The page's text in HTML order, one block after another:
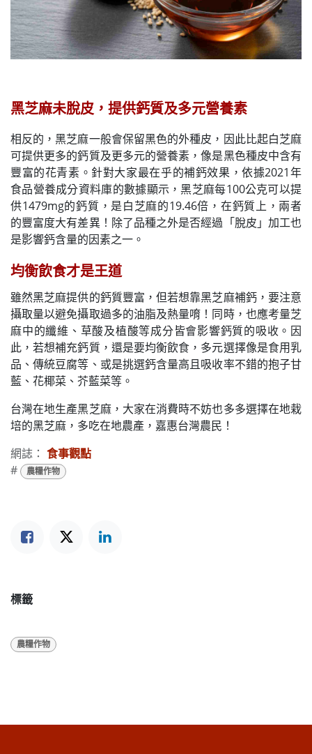
黑芝麻未脫皮，提供鈣質及多元營養素
相反的，黑芝麻一般會保留黑色的外種皮，因此比起白芝麻
可提供更多的鈣質及更多元的營養素，像是黑色種皮中含有
豐富的花青素。針對大家最在乎的補鈣效果，依據2021年
食品營養成分資料庫的數據顯示，黑芝麻每100公克可以提
供1479mg的鈣質，是白芝麻的19.46倍，在鈣質上，兩者
的豐富度大有差異！除了品種之外是否經過「脫皮」加工也
是影響鈣含量的因素之一。
均衡飲食才是王道
雖然黑芝麻提供的鈣質豐富，但若想靠黑芝麻補鈣，要注意
攝取量以避免攝取過多的油脂及熱量唷！同時，也應考量芝
麻中的纖維、草酸及植酸等成分皆會影響鈣質的吸收。因
此，若想補充鈣質，還是要均衡飲食，多元選擇像是食用乳
品、傳統豆腐等、或是挑選鈣含量高且吸收率不錯的抱子甘
藍、花椰菜、芥藍菜等。
台灣在地生產黑芝麻，大家在消費時不妨也多多選擇在地栽
培的黑芝麻，多吃在地農產，嘉惠台灣農民！
網誌： 食事觀點
#
農糧作物
標籤
農糧作物